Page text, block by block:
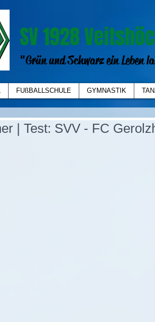
SV 1928
"Grün und Schwarz ein Leben
FUßBALLSCHULE GYMNASTIK
| Test: SVV - FC